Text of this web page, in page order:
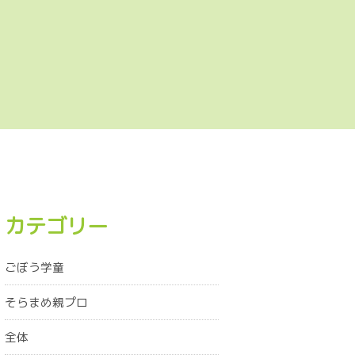
カテゴリー
ごぼう学童
そらまめ親プロ
全体